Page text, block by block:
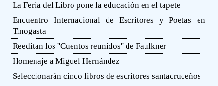
La Feria del Libro pone la educación en el tapete
Encuentro Internacional de Escritores y Poetas en
Tinogasta
Reeditan los ''Cuentos reunidos'' de Faulkner
Homenaje a Miguel Hernández
Seleccionarán cinco libros de escritores santacruceños